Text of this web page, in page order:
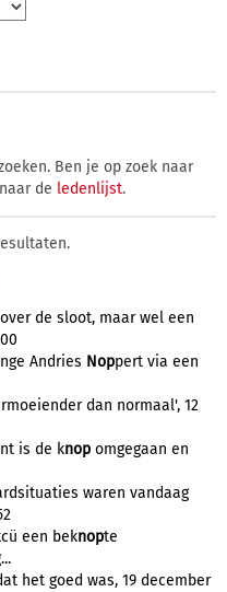
Ben je op zoek naar
de ledenlijst.
de sloot, maar wel een
Andries Noppert via een
dan normaal', 12
is de knop omgegaan en
waren vandaag
een beknopte
het goed was, 19 december